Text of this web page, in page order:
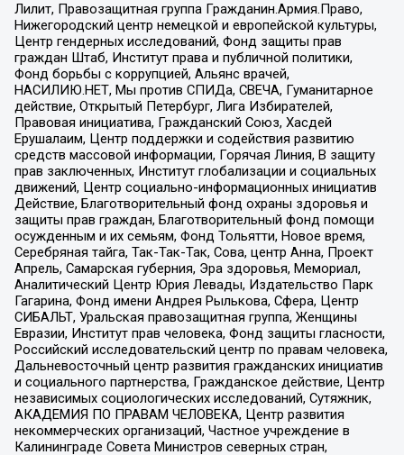
Лилит, Правозащитная группа Гражданин.Армия.Право,
Нижегородский центр немецкой и европейской культуры,
Центр гендерных исследований, Фонд защиты прав
граждан Штаб, Институт права и публичной политики,
Фонд борьбы с коррупцией, Альянс врачей,
НАСИЛИЮ.НЕТ, Мы против СПИДа, СВЕЧА, Гуманитарное
действие, Открытый Петербург, Лига Избирателей,
Правовая инициатива, Гражданский Союз, Хасдей
Ерушалаим, Центр поддержки и содействия развитию
средств массовой информации, Горячая Линия, В защиту
прав заключенных, Институт глобализации и социальных
движений, Центр социально-информационных инициатив
Действие, Благотворительный фонд охраны здоровья и
защиты прав граждан, Благотворительный фонд помощи
осужденным и их семьям, Фонд Тольятти, Новое время,
Серебряная тайга, Так-Так-Так, Сова, центр Анна, Проект
Апрель, Самарская губерния, Эра здоровья, Мемориал,
Аналитический Центр Юрия Левады, Издательство Парк
Гагарина, Фонд имени Андрея Рылькова, Сфера, Центр
СИБАЛЬТ, Уральская правозащитная группа, Женщины
Евразии, Институт прав человека, Фонд защиты гласности,
Российский исследовательский центр по правам человека,
Дальневосточный центр развития гражданских инициатив
и социального партнерства, Гражданское действие, Центр
независимых социологических исследований, Сутяжник,
АКАДЕМИЯ ПО ПРАВАМ ЧЕЛОВЕКА, Центр развития
некоммерческих организаций, Частное учреждение в
Калининграде Совета Министров северных стран,